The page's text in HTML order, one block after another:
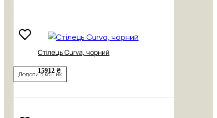
Стілець Curva, чорний
15912 ₴
Додати в кошик